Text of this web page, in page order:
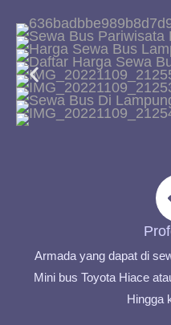
Armada yang dapat di
Mini bus Toyota Hiace
Hingga